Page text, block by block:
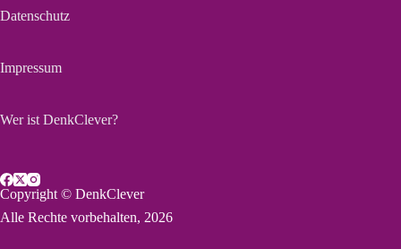
Datenschutz
Impressum
Wer ist DenkClever?
Copyright © DenkClever
Alle Rechte vorbehalten, 2026